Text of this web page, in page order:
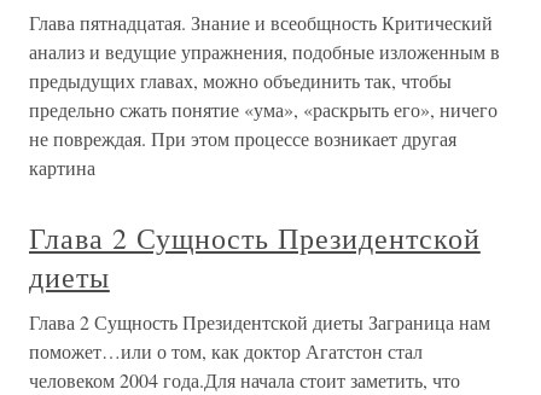
Глава пятнадцатая. Знание и всеобщность Критический
анализ и ведущие упражнения, подобные изложенным в
предыдущих главах, можно объединить так, чтобы
предельно сжать понятие «ума», «раскрыть его», ничего
не повреждая. При этом процессе возникает другая
картина
Глава 2 Сущность Президентской
диеты
Глава 2 Сущность Президентской диеты Заграница нам
поможет…или о том, как доктор Агатстон стал
человеком 2004 года.Для начала стоит заметить, что